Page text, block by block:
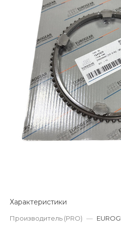
Характеристики
Производитель (PRO) —